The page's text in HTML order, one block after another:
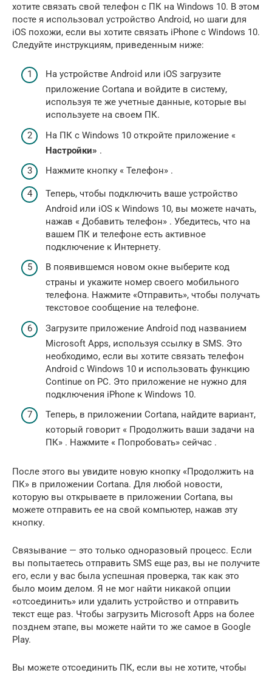
хотите связать свой телефон с ПК на Windows 10. В этом
посте я использовал устройство Android, но шаги для
iOS похожи, если вы хотите связать iPhone с Windows 10.
Следуйте инструкциям, приведенным ниже:
На устройстве Android или iOS загрузите
приложение Cortana и войдите в систему,
используя те же учетные данные, которые вы
используете на своем ПК.
На ПК с Windows 10 откройте приложение «
Настройки» .
Нажмите кнопку « Телефон» .
Теперь, чтобы подключить ваше устройство
Android или iOS к Windows 10, вы можете начать,
нажав « Добавить телефон» . Убедитесь, что на
вашем ПК и телефоне есть активное
подключение к Интернету.
В появившемся новом окне выберите код
страны и укажите номер своего мобильного
телефона. Нажмите «Отправить», чтобы получать
текстовое сообщение на телефоне.
Загрузите приложение Android под названием
Microsoft Apps, используя ссылку в SMS. Это
необходимо, если вы хотите связать телефон
Android с Windows 10 и использовать функцию
Continue on PC. Это приложение не нужно для
подключения iPhone к Windows 10.
Теперь, в приложении Cortana, найдите вариант,
который говорит « Продолжить ваши задачи на
ПК» . Нажмите « Попробовать» сейчас .
После этого вы увидите новую кнопку «Продолжить на
ПК» в приложении Cortana. Для любой новости,
которую вы открываете в приложении Cortana, вы
можете отправить ее на свой компьютер, нажав эту
кнопку.
Связывание — это только одноразовый процесс. Если
вы попытаетесь отправить SMS еще раз, вы не получите
его, если у вас была успешная проверка, так как это
было моим делом. Я не мог найти никакой опции
«отсоединить» или удалить устройство и отправить
текст еще раз. Чтобы загрузить Microsoft Apps на более
позднем этапе, вы можете найти то же самое в Google
Play.
Вы можете отсоединить ПК, если вы не хотите, чтобы